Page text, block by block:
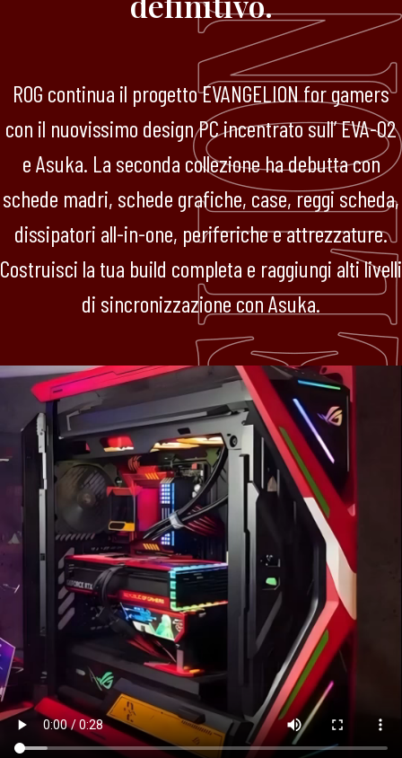
ROG continua il progetto EVANGELION for gamers
con il nuovissimo design PC incentrato sull’ EVA-02
e Asuka. La seconda collezione ha debutta con
schede madri, schede grafiche, case, reggi scheda,
dissipatori all-in-one, periferiche e attrezzature.
Costruisci la tua build completa e raggiungi alti livelli
di sincronizzazione con Asuka.